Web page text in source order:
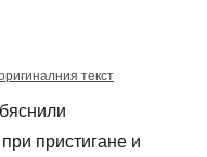
текст
пристигане и